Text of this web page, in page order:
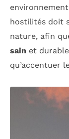
hostilités doit
nature, afin
sain et
qu’accentuer